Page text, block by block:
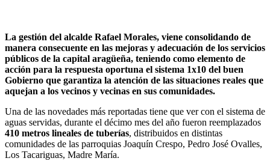
La gestión del alcalde Rafael Morales, viene consolidando de
manera consecuente en las mejoras y adecuación de los servicios
públicos de la capital aragüeña, teniendo como elemento de
acción para la respuesta oportuna el sistema 1x10 del buen
Gobierno que garantiza la atención de las situaciones reales que
aquejan a los vecinos y vecinas en sus comunidades.
Una de las novedades más reportadas tiene que ver con el sistema de
aguas servidas, durante el décimo mes del año fueron reemplazados
410 metros lineales de tuberías, distribuidos en distintas
comunidades de las parroquias Joaquín Crespo, Pedro José Ovalles,
Los Tacariguas, Madre María.